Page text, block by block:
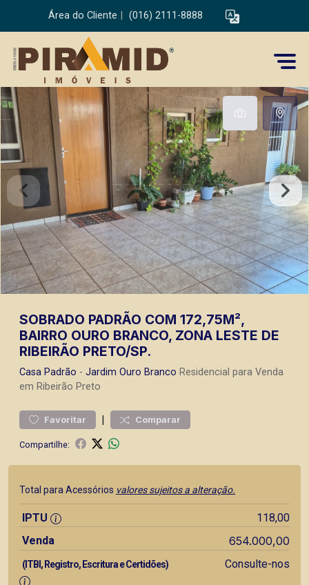
Área do Cliente (016) 2111-8888
SOBRADO PADRÃO COM 172,75M²,
BAIRRO OURO BRANCO, ZONA LESTE DE
RIBEIRÃO PRETO/SP.
Casa Padrão - Jardim Ouro Branco Residencial para Venda
em Ribeirão Preto
Favoritar | Comparar
Compartilhe:
Total para Acessórios valores sujeitos a alteração.
IPTU
118,00
Venda
654.000,00
(ITBI, Registro, Escritura e Certidões) Consulte-nos